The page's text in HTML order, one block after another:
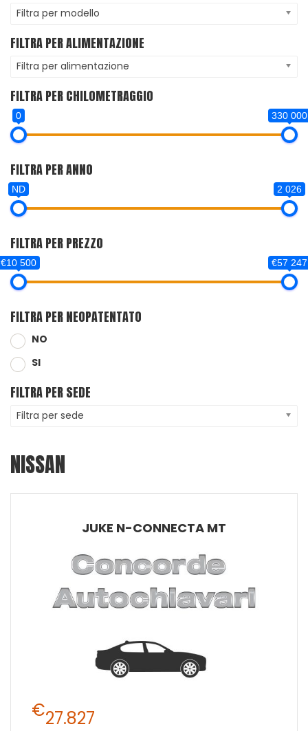
Filtra per modello
FILTRA PER ALIMENTAZIONE
Filtra per alimentazione
FILTRA PER CHILOMETRAGGIO
0 330 000
FILTRA PER ANNO
ND 2 026
FILTRA PER PREZZO
€10 500 €57 247
FILTRA PER NEOPATENTATO
NO
SI
FILTRA PER SEDE
Filtra per sede
NISSAN
JUKE N-CONNECTA MT
€27.827